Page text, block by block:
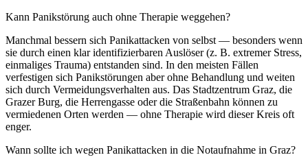
Kann Panikstörung auch ohne Therapie weggehen?
Manchmal bessern sich Panikattacken von selbst — besonders wenn
sie durch einen klar identifizierbaren Auslöser (z. B. extremer Stress,
einmaliges Trauma) entstanden sind. In den meisten Fällen
verfestigen sich Panikstörungen aber ohne Behandlung und weiten
sich durch Vermeidungsverhalten aus. Das Stadtzentrum Graz, die
Grazer Burg, die Herrengasse oder die Straßenbahn können zu
vermiedenen Orten werden — ohne Therapie wird dieser Kreis oft
enger.
Wann sollte ich wegen Panikattacken in die Notaufnahme in Graz?